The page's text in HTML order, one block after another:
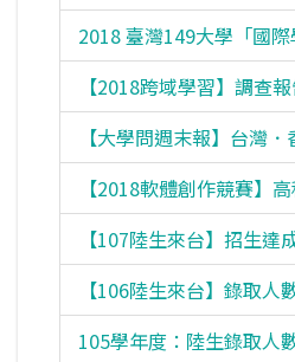
2018 臺灣149大學「國
【2018跨域學習】調查
【大學問週末報】台灣
【2018軟體創作競賽】
【107陸生來台】招生
【106陸生來台】錄取
105學年度：陸生錄取人